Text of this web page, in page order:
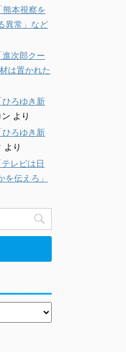
本視察を
異常」など
次郎クー
は置かれた
ろゆき新
より
ろゆき新
より
レビは日
伝えろ」